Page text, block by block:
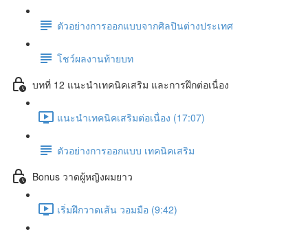
ตัวอย่างการออกแบบจากศิลปินต่างประเทศ
โชว์ผลงานท้ายบท
บทที่ 12 แนะนำเทคนิคเสริม และการฝึกต่อเนื่อง
แนะนำเทคนิคเสริมต่อเนื่อง (17:07)
ตัวอย่างการออกแบบ เทคนิคเสริม
Bonus วาดผู้หญิงผมยาว
เริ่มฝึกวาดเส้น วอมมือ (9:42)